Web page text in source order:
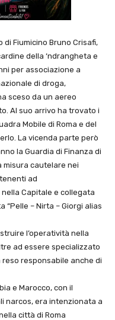
di Fiumicino Bruno Crisafi,
della ‘ndrangheta e
per associazione a
di droga,
sceso da un aereo
Al suo arrivo ha trovato i
Mobile di Roma e del
La vicenda parte però
la Guardia di Finanza di
misura cautelare nei
ad
Capitale e collegata
“Pelle – Nirta – Giorgi alias
l’operatività nella
ad essere specializzato
responsabile anche di
e Marocco, con il
narcos, era intenzionata a
città di Roma